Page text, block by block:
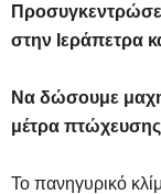
στην Ιεράπετρα
Να δώσουμε
μέτρα
Το πανηγυρικό